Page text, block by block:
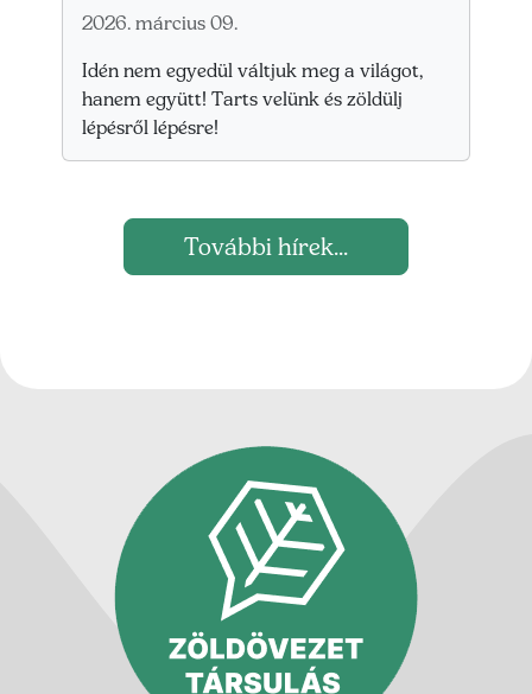
2026. március 09.
Idén nem egyedül váltjuk meg a világot,
hanem együtt! Tarts velünk és zöldülj
lépésről lépésre!
További hírek...